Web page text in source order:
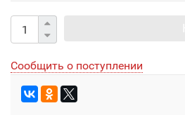
Сообщить о поступлении